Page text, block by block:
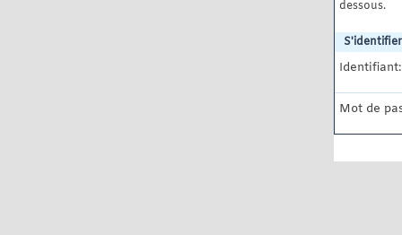
dessous.
S'identifier
Identifiant:
Mot de